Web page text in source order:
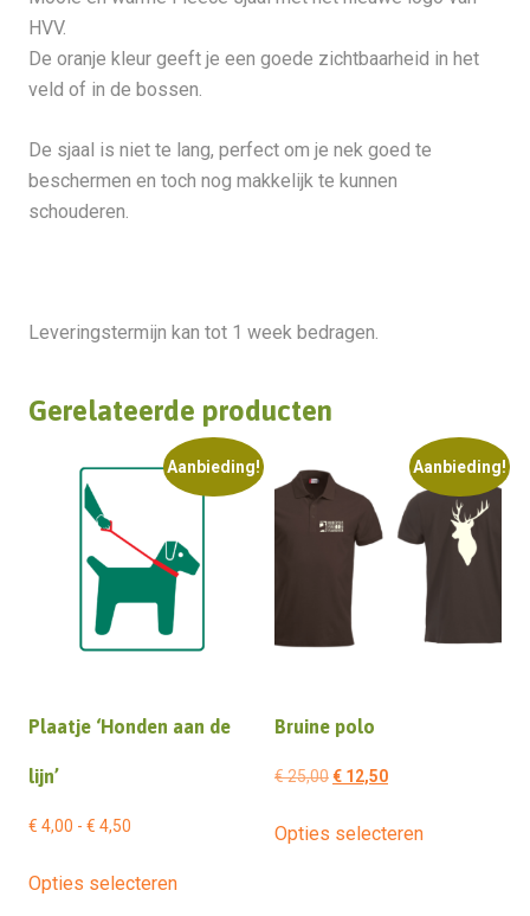
HVV.
De oranje kleur geeft je een goede zichtbaarheid in het
veld of in de bossen.
De sjaal is niet te lang, perfect om je nek goed te
beschermen en toch nog makkelijk te kunnen
schouderen.
Leveringstermijn kan tot 1 week bedragen.
Gerelateerde producten
Aanbieding!
Plaatje ‘Honden aan de
lijn’
€ 4,00 - € 4,50Prijsklasse:
tot
Opties selecterenproduct
Aanbieding!
Bruine polo
€25,00Oorspronkelijke
was:
€ 12,50Huidige
is:
Opties selecterenproduct